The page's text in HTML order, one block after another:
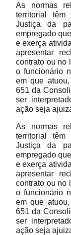
As normas
territorial
Justiça da
empregado
e exerça
apresentar
contrato ou no
o funcionário
em que
651 da
ser
ação seja
As normas
territorial
Justiça da
empregado
e exerça
apresentar
contrato ou no
o funcionário
em que
651 da
ser
ação seja